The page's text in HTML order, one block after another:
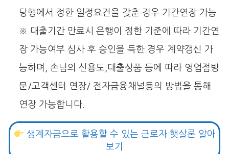
당행에서 정한 일정요건을 갖춘 경우 기간연장 가능
※ 대출기간 만료시 은행이 정한 기준에 따라 기간연
장 가능여부 심사 후 승인을 득한 경우 계약갱신 가
능하며, 손님의 신용도,대출상품 등에 따라 영업점방
문/고객센터 연장/ 전자금융채널등의 방법을 통해
연장 가능합니다.
생계자금으로 활용할 수 있는 근로자 햇살론 알아
보기